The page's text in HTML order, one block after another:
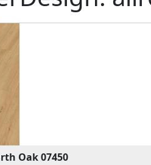
Oak 07450